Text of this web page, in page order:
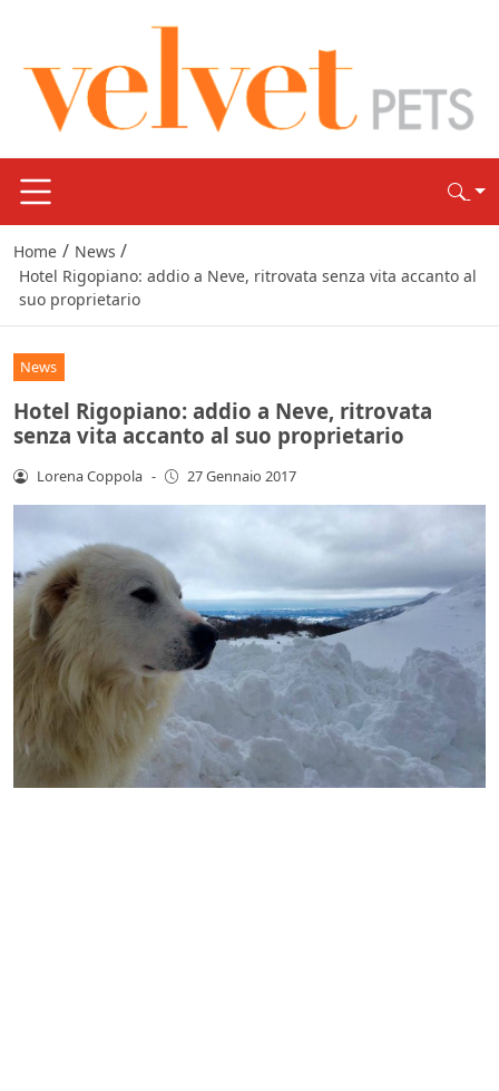
Home / News /
Hotel Rigopiano: addio a Neve, ritrovata senza vita accanto al
suo proprietario
News
Hotel Rigopiano: addio a Neve, ritrovata
senza vita accanto al suo proprietario
Lorena Coppola - 27 Gennaio 2017